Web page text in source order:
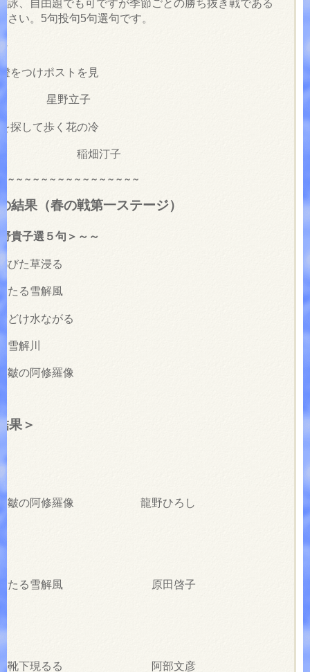
詠、自由題でも可ですが季節ごとの勝ち抜き戦である
さい。5句投句5句選句です。
をつけポストを見
立子
して歩く花の冷
汀子
～～～～～～～～～～～～～～～～
結果（春の戦第一ステージ）
貴子選５句＞～～
びた草浸る
たる雪解風
どけ水ながる
雪解川
皺の阿修羅像
果＞
に皺の阿修羅像 龍野ひろし
てわたる雪解風 原田啓子
子の靴下現るる 阿部文彦